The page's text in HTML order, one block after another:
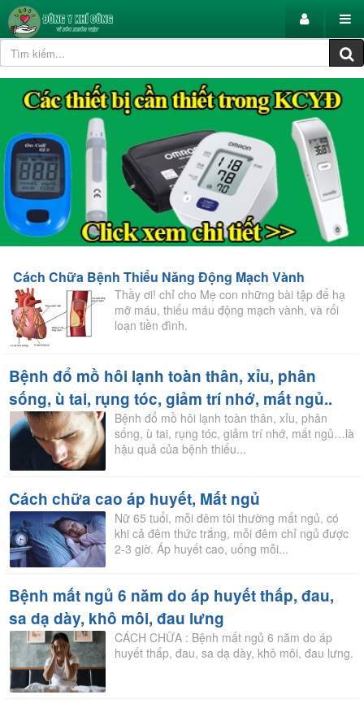
Cách Chữa Bệnh Thiểu Năng Động Mạch Vành
Thầy ơi! chỉ cho Mẹ con những bài tập để hạ
mỡ máu, thiếu máu động mạch vành, và rối
loạn tiền đình.
Bệnh đổ mồ hôi lạnh toàn thân, xỉu, phân
sống, ù tai, rụng tóc, giảm trí nhớ, mất ngủ..
Bệnh đổ mồ hôi lạnh toàn thân, xỉu, phân
sống, ù tai, rụng tóc, giảm trí nhớ, mất ngủ…là
hậu quả của bệnh thiếu...
Cách chữa cao áp huyết, Mất ngủ
Nữ 65 tuổi, mỗi đêm tôi thường mất ngủ, có
khi cả đêm thức trắng, mỗi đêm chỉ ngủ được
2-3 giờ. Áp huyết cao, uống mỗi...
Bệnh mất ngủ 6 năm do áp huyết thấp, đau,
sa dạ dày, khô môi, đau lưng
CÁCH CHỮA : Bệnh mất ngủ 6 năm do áp
huyết thấp, đau, sa dạ dày, khô môi, đau lưng.